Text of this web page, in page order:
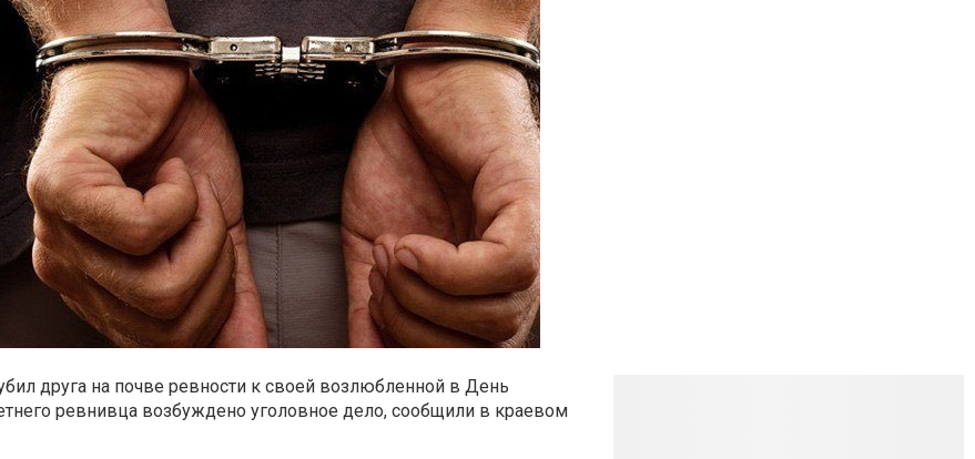
друга на почве ревности к своей возлюбленной в День
ревнивца возбуждено уголовное дело, сообщили в краевом